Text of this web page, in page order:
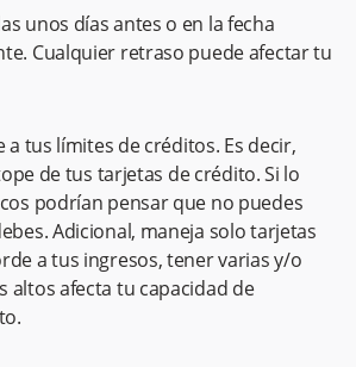
unos días antes o en la fecha
Cualquier retraso puede afectar tu
a tus límites de créditos. Es decir,
de tus tarjetas de crédito. Si lo
podrían pensar que no puedes
Adicional, maneja solo tarjetas
a tus ingresos, tener varias y/o
altos afecta tu capacidad de